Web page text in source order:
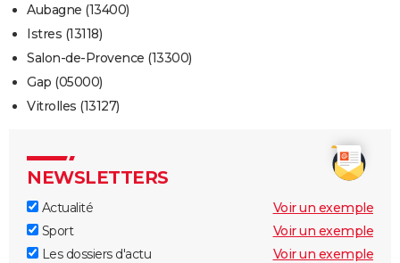
Aubagne (13400)
Istres (13118)
Salon-de-Provence (13300)
Gap (05000)
Vitrolles (13127)
NEWSLETTERS
Actualité
Voir un exemple
Sport
Voir un exemple
Les dossiers d'actu
Voir un exemple